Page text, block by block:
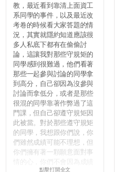
教，最近看到靠清上面資工
系同學的事件，以及最近改
考卷的時候看大家答題的情
況，其實就隱約知道應該很
多人私底下都有在偷偷討
論，這讓我對那些守規矩的
同學感到很難過，他們看著
那些一起參與討論的同學拿
到高分，自己卻因為沒參與
討論而拿低分，或者是那些
很混的同學靠著作弊過了這
門課，但自己卻遵守規矩因
此被當。對於那些遵守規矩
的同學，我想跟你們說，你
們雖然成績可能不理想，但
你們擁有著一顆願意面對事
點擊打開全文